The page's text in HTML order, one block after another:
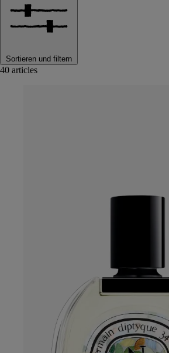
Sortieren und filtern
40 articles